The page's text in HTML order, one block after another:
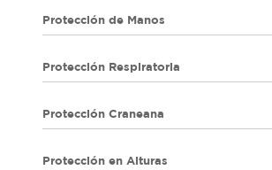
Protección de Manos
Protección Respiratoria
Protección Craneana
Protección en Alturas